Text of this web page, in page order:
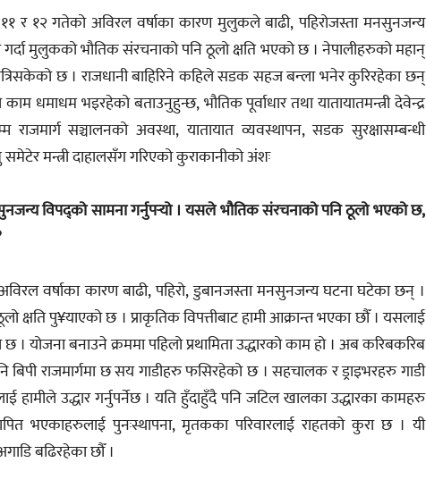
र १२ गतेको अविरल वर्षाका कारण मुलुकले बाढी, पहिरोजस्ता मनसुनजन्य
मुलुकको भौतिक संरचनाको पनि ठूलो क्षति भएको छ । नेपालीहरुको महान्
छ । राजधानी बाहिरिने कहिले सडक सहज बन्ला भनेर कुरिरहेका छन्
धमाधम भइरहेको बताउनुहुन्छ, भौतिक पूर्वाधार तथा यातायातमन्त्री देवेन्द्र
सञ्चालनको अवस्था, यातायात व्यवस्थापन, सडक सुरक्षासम्बन्धी
मन्त्री दाहालसँग गरिएको कुराकानीको अंशः
विपद्को सामना गर्नुपर्‍यो । यसले भौतिक संरचनाको पनि ठूलो भएको छ,
वर्षाका कारण बाढी, पहिरो, डुबानजस्ता मनसुनजन्य घटना घटेका छन् ।
क्षति पु¥याएको छ । प्राकृतिक विपत्तीबाट हामी आक्रान्त भएका छौँ । यसलाई
। योजना बनाउने क्रममा पहिलो प्रथामिता उद्धारको काम हो । अब करिबकरिब
राजमार्गमा छ सय गाडीहरु फसिरहेको छ । सहचालक र ड्राइभरहरु गाडी
हामीले उद्धार गर्नुपर्नेछ । यति हुँदाहुँदै पनि जटिल खालका उद्धारका कामहरु
भएकाहरुलाई पुनःस्थापना, मृतकका परिवारलाई राहतको कुरा छ । यी
बढिरहेका छौँ ।